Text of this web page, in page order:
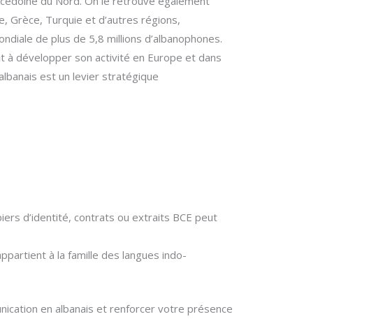
Grèce, Turquie et d’autres régions,
de plus de 5,8 millions d’albanophones.
à développer son activité en Europe et dans
est un levier stratégique
d’identité, contrats ou extraits BCE peut
à la famille des langues indo-
en albanais et renforcer votre présence